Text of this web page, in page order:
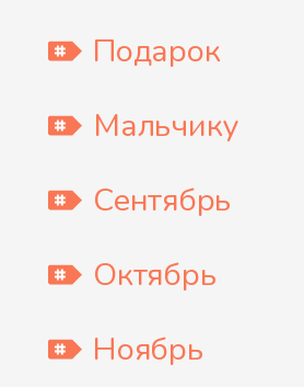
Подарок
Мальчику
Сентябрь
Октябрь
Ноябрь